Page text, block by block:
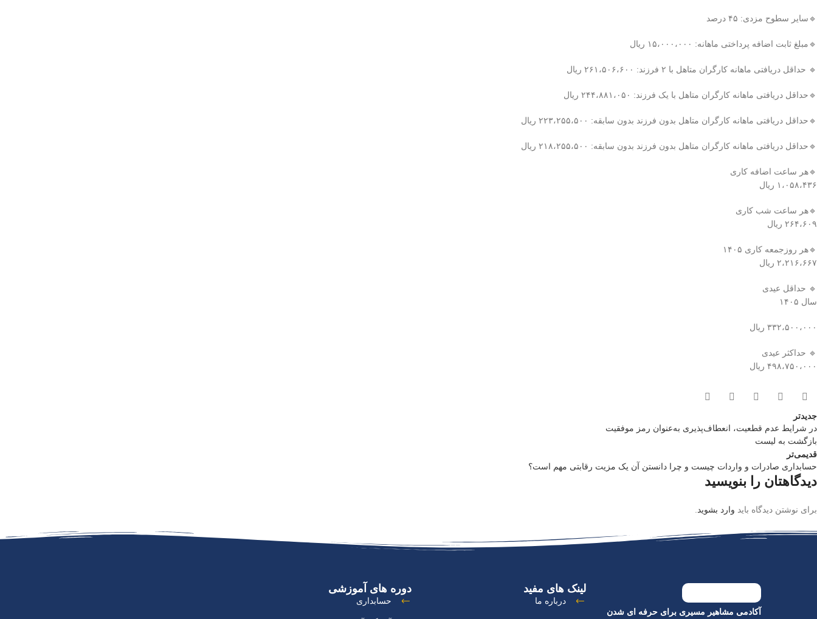
🔹سایر سطوح مزدی: ۴۵ درصد
🔹مبلغ ثابت اضافه پرداختی ماهانه: ۱۵،۰۰۰،۰۰۰ ریال
🔹️ حداقل دریافتی ماهانه کارگران متاهل با ۲ فرزند: ۲۶۱،۵۰۶،۶۰۰ ریال
🔹حداقل دریافتی ماهانه کارگران متاهل با یک فرزند: ۲۴۴،۸۸۱،۰۵۰ ریال
🔹حداقل دریافتی ماهانه کارگران متاهل بدون فرزند بدون سابقه: ۲۲۳،۲۵۵،۵۰۰ ریال
🔹حداقل دریافتی ماهانه کارگران متاهل بدون فرزند بدون سابقه: ۲۱۸،۲۵۵،۵۰۰ ریال
🔹️هر ساعت اضافه کاری
۱،۰۵۸،۴۳۶ ریال
🔹هر ساعت شب کاری
۲۶۴،۶۰۹ ریال
🔹هر روزجمعه کاری ۱۴۰۵
۲،۲۱۶،۶۶۷ ریال
🔹️ حداقل عیدی
سال ۱۴۰۵
۳۳۲،۵۰۰،۰۰۰ ریال
🔹️ حداکثر عیدی
۴۹۸،۷۵۰،۰۰۰ ریال
جدیدتر
در شرایط عدم قطعیت، انعطاف‌پذیری به‌عنوان رمز موفقیت
بازگشت به لیست
قدیمی‌تر
حسابداری صادرات و واردات چیست و چرا دانستن آن یک مزیت رقابتی مهم است؟
دیدگاهتان را بنویسید
برای نوشتن دیدگاه باید وارد بشوید.
آکادمی مشاهیر مسیری برای حرفه ای شدن
لینک های مفید
درباره ما
دوره های آموزشی
حسابداری